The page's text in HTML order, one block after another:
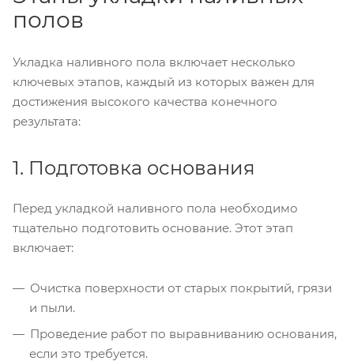
полов
Укладка наливного пола включает несколько
ключевых этапов, каждый из которых важен для
достижения высокого качества конечного
результата:
1. Подготовка основания
Перед укладкой наливного пола необходимо
тщательно подготовить основание. Этот этап
включает:
Очистка поверхности от старых покрытий, грязи
и пыли.
Проведение работ по выравниванию основания,
если это требуется.